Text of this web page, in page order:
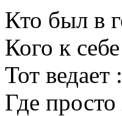
Кто был в
Кого к
Тот ведает
Где